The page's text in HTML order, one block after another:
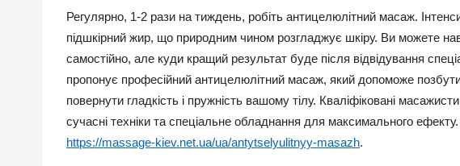
Регулярно, 1-2 рази на тиждень, робіть антицелюлітний масаж.
підшкірний жир, що природним чином розгладжує шкіру. Ви можете
самостійно, але куди кращий результат буде після відвідування
пропонує професійний антицелюлітний масаж, який допоможе
повернути гладкість і пружність вашому тілу. Кваліфіковані
сучасні техніки та спеціальне обладнання для максимального
https://massage-kiev.net.ua/ua/antytselyulitnyy-masazh.